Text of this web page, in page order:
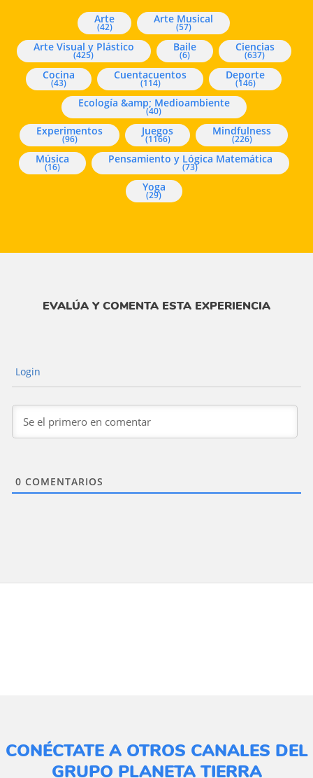
Arte
(42)
Arte Musical
(57)
Arte Visual y Plástico
(425)
Baile
(6)
Ciencias
(637)
Cocina
(43)
Cuentacuentos
(114)
Deporte
(146)
Ecología &amp; Medioambiente
(40)
Experimentos
(96)
Juegos
(1166)
Mindfulness
(226)
Música
(16)
Pensamiento y Lógica Matemática
(73)
Yoga
(29)
EVALÚA Y COMENTA ESTA EXPERIENCIA
Login
0 COMENTARIOS
CONÉCTATE A OTROS CANALES DEL
GRUPO PLANETA TIERRA